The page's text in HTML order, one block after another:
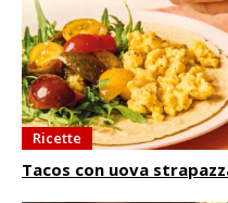
Ricette
Tacos con uova